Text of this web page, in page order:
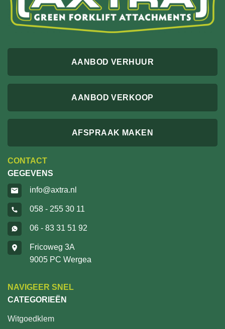
AANBOD VERHUUR
AANBOD VERKOOP
AFSPRAAK MAKEN
CONTACT
GEGEVENS
info@axtra.nl
058 - 255 30 11
06 - 83 31 51 92
Fricoweg 3A
9005 PC Wergea
NAVIGEER SNEL
CATEGORIEËN
Witgoedklem